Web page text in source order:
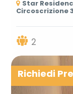
Star
Circoscrizione
2
Richiedi